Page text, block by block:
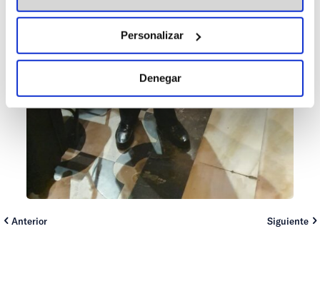
Personalizar
Denegar
Anterior Siguiente